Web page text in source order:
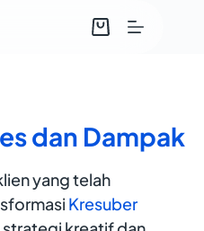
dan Dampak
yang telah
Kresuber